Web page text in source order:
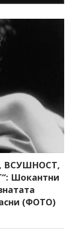
ВСУШНОСТ,
Шокантни
(ФОТО)